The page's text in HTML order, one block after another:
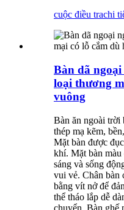
cuộc điều trachi
Bàn dã
loại thương
vuông
Bàn ăn ngoài trời
thép mạ kẽm,
Mặt bàn được
khí. Mặt bàn màu
sáng và sống
vui vẻ. Chân bàn
bằng vít nở để
thể tháo lắp dễ
chuyển. Bàn ghế